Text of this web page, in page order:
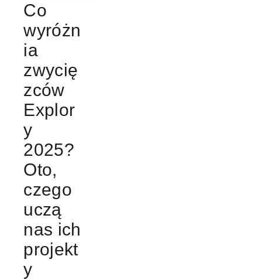
Co
wyróżn
ia
zwycię
zców
Explor
y
2025?
Oto,
czego
uczą
nas ich
projekt
y